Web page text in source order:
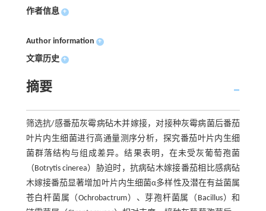
作者信息 +
Author information +
文章历史 +
摘要
筛选抗/感番茄灰霉病砧木并嫁接，对接种灰霉病菌后番茄
叶片内生细菌进行高通量测序分析，探究番茄叶片内生细
菌群落结构与组成差异。结果表明，在未受灰葡萄孢菌
（Botrytis cinerea）胁迫时，抗病砧木嫁接番茄相比感病砧
木嫁接番茄显著增加叶片内生细菌α多样性及潜在有益菌属
苍白杆菌属（Ochrobactrum）、芽孢杆菌属（Bacillus）和